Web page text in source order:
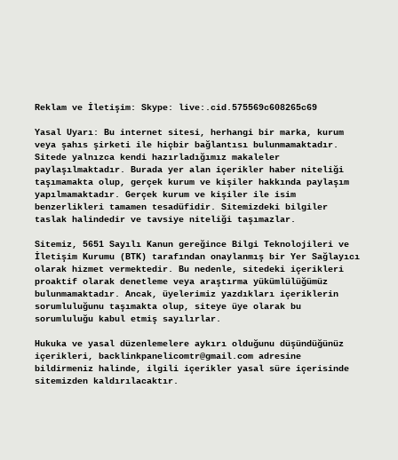
Reklam ve İletişim: Skype: live:.cid.575569c608265c69
Yasal Uyarı:
Bu internet sitesi, herhangi bir marka, kurum
veya şahıs şirketi ile hiçbir bağlantısı bulunmamaktadır.
Sitede yalnızca kendi hazırladığımız makaleler
paylaşılmaktadır. Burada yer alan içerikler haber niteliği
taşımamakta olup, gerçek kurum ve kişiler hakkında paylaşım
yapılmamaktadır. Gerçek kurum ve kişiler ile isim
benzerlikleri tamamen tesadüfidir. Sitemizdeki bilgiler
taslak halindedir ve tavsiye niteliği taşımazlar.
Sitemiz, 5651 Sayılı Kanun gereğince Bilgi Teknolojileri ve
İletişim Kurumu (BTK) tarafından onaylanmış bir Yer Sağlayıcı
olarak hizmet vermektedir. Bu nedenle, sitedeki içerikleri
proaktif olarak denetleme veya araştırma yükümlülüğümüz
bulunmamaktadır. Ancak, üyelerimiz yazdıkları içeriklerin
sorumluluğunu taşımakta olup, siteye üye olarak bu
sorumluluğu kabul etmiş sayılırlar.
Hukuka ve yasal düzenlemelere aykırı olduğunu düşündüğünüz
içerikleri, backlinkpanelicomtr@gmail.comadresine
bildirmeniz halinde, ilgili içerikler yasal süre içerisinde
sitemizden kaldırılacaktır.